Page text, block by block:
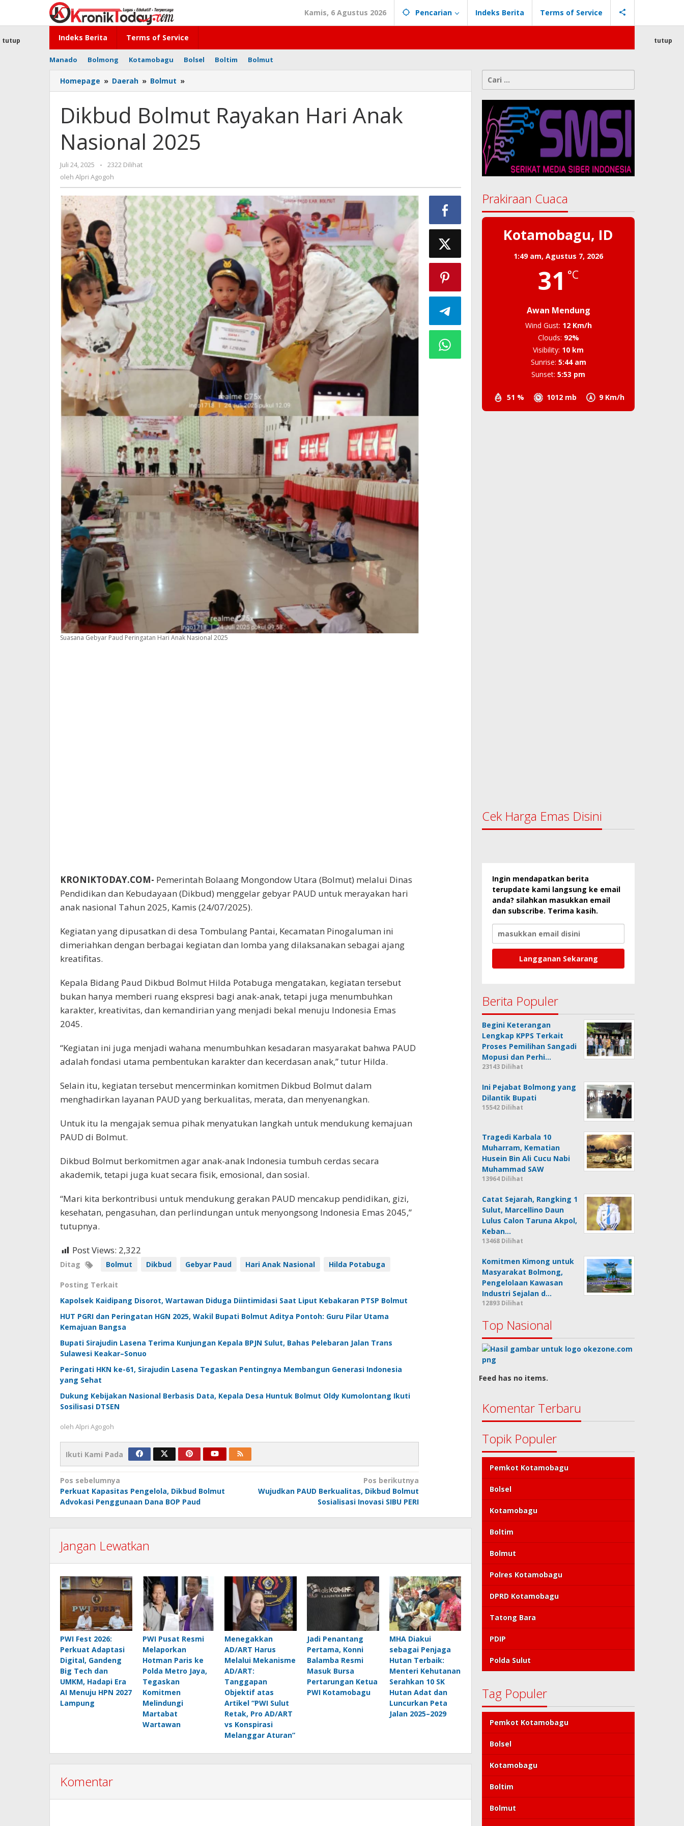
konten
Kamis, 6 Agustus 2026 Pencarian Indeks Berita Terms of Service
Indeks Berita Terms of Service
Manado Bolmong Kotamobagu Bolsel Boltim Bolmut
tutup tutup
Homepage » Daerah » Bolmut »
Bolmut
Hari
Anak
Nasional
2025
Dikbud Bolmut Rayakan Hari Anak
Nasional 2025
Juli 24, 2025
oleh
Alpri
Agogoh
-
2322 Dilihat
oleh Alpri Agogoh
Suasana Gebyar Paud Peringatan Hari Anak Nasional 2025
KRONIKTODAY.COM- Pemerintah Bolaang Mongondow Utara (Bolmut) melalui Dinas
Pendidikan dan Kebudayaan (Dikbud) menggelar gebyar PAUD untuk merayakan hari
anak nasional Tahun 2025, Kamis (24/07/2025).
Kegiatan yang dipusatkan di desa Tombulang Pantai, Kecamatan Pinogaluman ini
dimeriahkan dengan berbagai kegiatan dan lomba yang dilaksanakan sebagai ajang
kreatifitas.
Kepala Bidang Paud Dikbud Bolmut Hilda Potabuga mengatakan, kegiatan tersebut
bukan hanya memberi ruang ekspresi bagi anak-anak, tetapi juga menumbuhkan
karakter, kreativitas, dan kemandirian yang menjadi bekal menuju Indonesia Emas
2045.
“Kegiatan ini juga menjadi wahana menumbuhkan kesadaran masyarakat bahwa PAUD
adalah fondasi utama pembentukan karakter dan kecerdasan anak,” tutur Hilda.
Selain itu, kegiatan tersebut mencerminkan komitmen Dikbud Bolmut dalam
menghadirkan layanan PAUD yang berkualitas, merata, dan menyenangkan.
Untuk itu Ia mengajak semua pihak menyatukan langkah untuk mendukung kemajuan
PAUD di Bolmut.
Dikbud Bolmut berkomitmen agar anak-anak Indonesia tumbuh cerdas secara
akademik, tetapi juga kuat secara fisik, emosional, dan sosial.
“Mari kita berkontribusi untuk mendukung gerakan PAUD mencakup pendidikan, gizi,
kesehatan, pengasuhan, dan perlindungan untuk menyongsong Indonesia Emas 2045,”
tutupnya.
Post Views: 2,322
Ditag Bolmut Dikbud Gebyar Paud Hari Anak Nasional Hilda Potabuga
Posting Terkait
Kapolsek Kaidipang Disorot, Wartawan Diduga Diintimidasi Saat Liput Kebakaran PTSP Bolmut
HUT PGRI dan Peringatan HGN 2025, Wakil Bupati Bolmut Aditya Pontoh: Guru Pilar Utama
Kemajuan Bangsa
Bupati Sirajudin Lasena Terima Kunjungan Kepala BPJN Sulut, Bahas Pelebaran Jalan Trans
Sulawesi Keakar–Sonuo
Peringati HKN ke-61, Sirajudin Lasena Tegaskan Pentingnya Membangun Generasi Indonesia
yang Sehat
Dukung Kebijakan Nasional Berbasis Data, Kepala Desa Huntuk Bolmut Oldy Kumolontang Ikuti
Sosilisasi DTSEN
oleh Alpri Agogoh
Ikuti Kami Pada
Navigasi
pos
Pos sebelumnya
Perkuat Kapasitas Pengelola, Dikbud Bolmut
Advokasi Penggunaan Dana BOP Paud
Pos berikutnya
Wujudkan PAUD Berkualitas, Dikbud Bolmut
Sosialisasi Inovasi SIBU PERI
Jangan Lewatkan
PWI Fest 2026:
Perkuat Adaptasi
Digital, Gandeng
Big Tech dan
UMKM, Hadapi Era
AI Menuju HPN 2027
Lampung
PWI Pusat Resmi
Melaporkan
Hotman Paris ke
Polda Metro Jaya,
Tegaskan
Komitmen
Melindungi
Martabat
Wartawan
Menegakkan
AD/ART Harus
Melalui Mekanisme
AD/ART:
Tanggapan
Objektif atas
Artikel “PWI Sulut
Retak, Pro AD/ART
vs Konspirasi
Melanggar Aturan”
Jadi Penantang
Pertama, Konni
Balamba Resmi
Masuk Bursa
Pertarungan Ketua
PWI Kotamobagu
MHA Diakui
sebagai Penjaga
Hutan Terbaik:
Menteri Kehutanan
Serahkan 10 SK
Hutan Adat dan
Luncurkan Peta
Jalan 2025–2029
Komentar
Cari
untuk:
Prakiraan Cuaca
Kotamobagu, ID
1:49 am,Agustus 7, 2026
31 °C
Awan Mendung
51 % 1012 mb 9 Km/h
Wind Gust: 12 Km/h
Clouds: 92%
Visibility: 10 km
Sunrise: 5:44 am
Sunset: 5:53 pm
Cek Harga Emas Disini
Ingin mendapatkan berita
terupdate kami langsung ke email
anda? silahkan masukkan email
dan subscribe. Terima kasih.
Berita Populer
Begini Keterangan
Lengkap KPPS Terkait
Proses Pemilihan Sangadi
Mopusi dan Perhi…
23143 Dilihat
Ini Pejabat Bolmong yang
Dilantik Bupati
15542 Dilihat
Tragedi Karbala 10
Muharram, Kematian
Husein Bin Ali Cucu Nabi
Muhammad SAW
13964 Dilihat
Catat Sejarah, Rangking 1
Sulut, Marcellino Daun
Lulus Calon Taruna Akpol,
Keban…
13468 Dilihat
Komitmen Kimong untuk
Masyarakat Bolmong,
Pengelolaan Kawasan
Industri Sejalan d…
12893 Dilihat
Top Nasional
Feed has no items.
Komentar Terbaru
Topik Populer
Pemkot Kotamobagu
Bolsel
Kotamobagu
Boltim
Bolmut
Polres Kotamobagu
DPRD Kotamobagu
Tatong Bara
PDIP
Polda Sulut
Tag Populer
Pemkot Kotamobagu
Bolsel
Kotamobagu
Boltim
Bolmut